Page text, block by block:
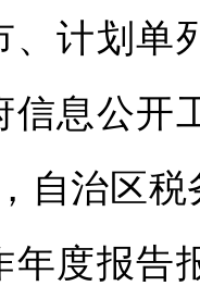
、计划单
信息公开
自治区
年度报告